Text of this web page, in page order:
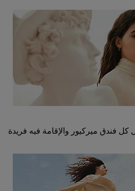
فندق ميركيور والإقامة فيه فريدة